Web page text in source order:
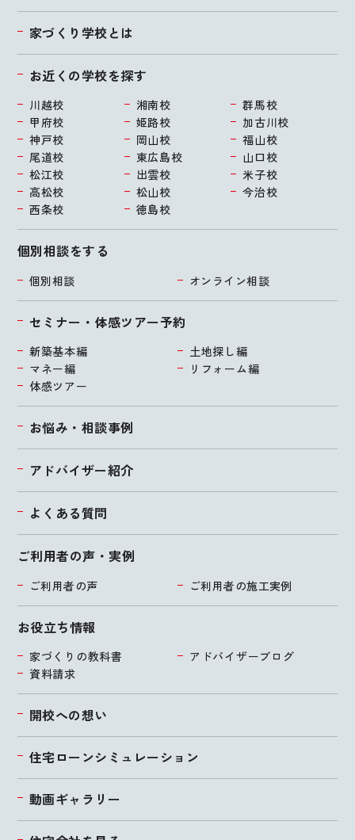
家づくり学校とは
お悩み・相談事例
アドバイザー紹介
よくある質問
ご利用者の声・実例
ご利用者の声 ご利用者の施工実例
個別相談をする
個別相談 オンライン相談
セミナー・体感ツアー予約
新築基本編
土地探し編
マネー編
リフォーム編
体感ツアー
お近くの学校を探す
川越校 湘南校
群馬校
甲府校
姫路校
加古川校
神戸校
岡山校
福山校
尾道校
東広島校
山口校
松江校
出雲校
米子校
高松校
松山校
今治校
西条校
徳島校
お役立ち情報
家づくりの教科書
アドバイザーブログ
資料請求
開校への想い
住宅ローンシミュレーション
動画ギャラリー